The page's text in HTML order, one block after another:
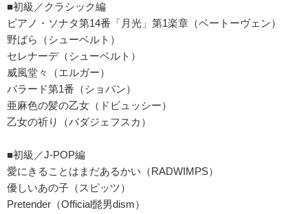
■初級／クラシック編
ピアノ・ソナタ第14番「月光」第1楽章（ベートーヴェン）
野ばら（シューベルト）
セレナーデ（シューベルト）
威風堂々（エルガー）
バラード第1番（ショパン）
亜麻色の髪の乙女（ドビュッシー）
乙女の祈り（バダジェフスカ）
■初級／J-POP編
愛にきることはまだあるかい（RADWIMPS）
優しいあの子（スピッツ）
Pretender（Official髭男dism）